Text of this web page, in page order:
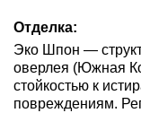
Отделка:
Эко Шпон —
оверлея (Южная
стойкостью к
повреждениям.